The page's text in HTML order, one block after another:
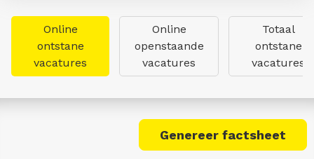
Online
ontstane
vacatures
Online
openstaande
vacatures
Totaal
ontstane
vacatures
Genereer factsheet